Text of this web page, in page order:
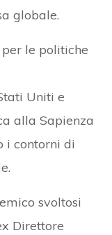
globale.
le politiche
Uniti e
alla Sapienza
i contorni di
svoltosi
Direttore